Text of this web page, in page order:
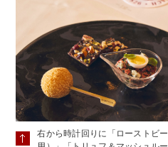
右から時計回りに「ローストビ